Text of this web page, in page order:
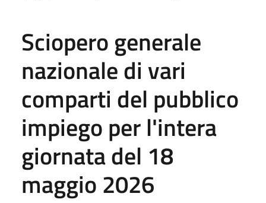
Sciopero generale
nazionale di vari
comparti del pubblico
impiego per l'intera
giornata del 18
maggio 2026